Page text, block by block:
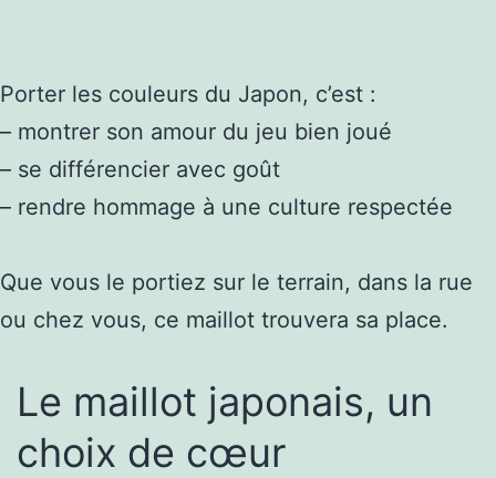
Porter les couleurs du Japon, c’est :
– montrer son amour du jeu bien joué
– se différencier avec goût
– rendre hommage à une culture respectée
Que vous le portiez sur le terrain, dans la rue
ou chez vous, ce maillot trouvera sa place.
Le maillot japonais, un
choix de cœur